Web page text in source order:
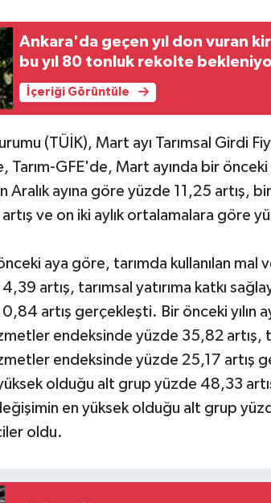
Ankara'da geçen yıl don vuran
bu yıl 80 tonluk rekolte
İçeriği Görüntüle
(TÜİK), Mart ayı Tarımsal Girdi
Tarım-GFE'de, Mart ayında bir
Aralık ayına göre yüzde 11,25 artış, bir
ve on iki aylık ortalamalara göre
aya göre, tarımda kullanılan mal
artış, tarımsal yatırıma katkı
artış gerçekleşti. Bir önceki yılın
endeksinde yüzde 35,82 artış,
endeksinde yüzde 25,17 artış
yüksek olduğu alt grup yüzde 48,33
en yüksek olduğu alt grup
oldu.